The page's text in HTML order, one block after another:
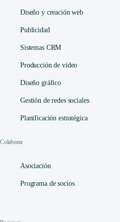
Diseño y creación web
Publicidad
Sistemas CRM
Producción de vídeo
Diseño gráfico
Gestión de redes sociales
Planificación estratégica
Colaborar
Asociación
Programa de socios